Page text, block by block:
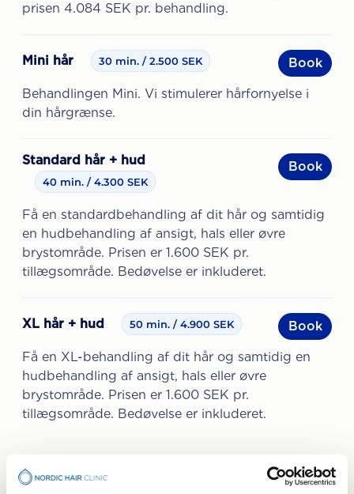
prisen 4.084 SEK pr. behandling.
Mini hår 30 min. 2.500 SEK Book
Behandlingen Mini. Vi stimulerer hårfornyelse i
din hårgrænse.
Standard hår + hud
40 min. 4.300 SEK
Book
Få en standardbehandling af dit hår og samtidig
en hudbehandling af ansigt, hals eller øvre
brystområde. Prisen er 1.600 SEK pr.
tillægsområde. Bedøvelse er inkluderet.
XL hår + hud 50 min. 4.900 SEK Book
Få en XL-behandling af dit hår og samtidig en
hudbehandling af ansigt, hals eller øvre
brystområde. Prisen er 1.600 SEK pr.
tillægsområde. Bedøvelse er inkluderet.
Bookingsystem fra Cliento